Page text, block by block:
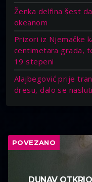
Ženka delfina šest
okeanom
Prizori iz Njemačke
centimetara grada,
19 stepeni
Alajbegović prije
dresu, dalo se
POVEZANO
DUNAV